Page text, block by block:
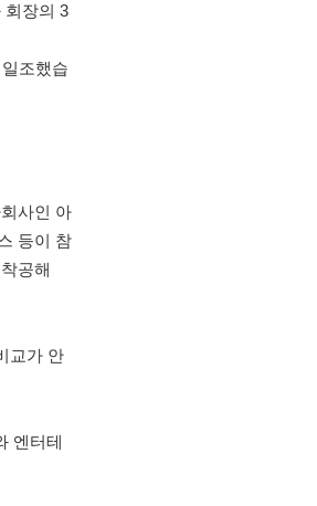
회장의 3
조했습
사인 아
등이 참
공해
교가 안
엔터테